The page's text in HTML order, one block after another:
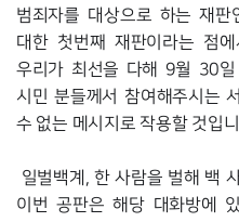
범죄자를 대상으로 하는 재판
대한 첫번째 재판이라는 점
우리가 최선을 다해 9월 30일
시민 분들께서 참여해주시는
수 없는 메시지로 작용할 것입
이번 공판은 해당 대화방에